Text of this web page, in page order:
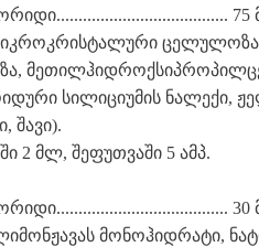
75
ცელულოზა
სილიციუმის ნალექი,
შავი).
2 მლ, შეფუთვაში 5 ამპ.
30
მონოჰიდრატი,